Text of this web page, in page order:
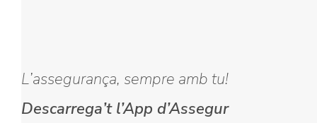
L’assegurança, sempre amb tu!
Descarrega’t l’App d’Assegur